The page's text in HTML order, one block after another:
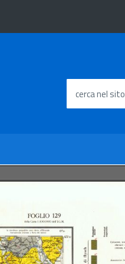
cerca nel sito